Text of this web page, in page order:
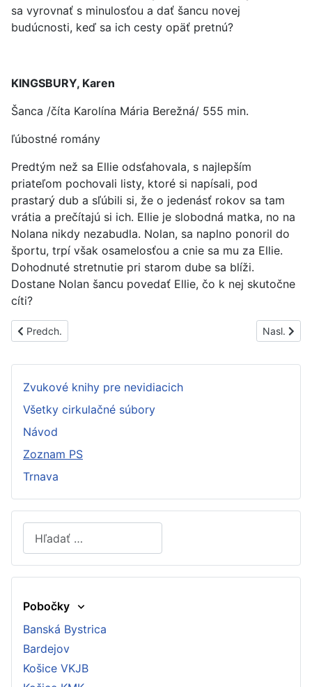
sa vyrovnať s minulosťou a dať šancu novej
budúcnosti, keď sa ich cesty opäť pretnú?
KINGSBURY, Karen
Šanca /číta Karolína Mária Berežná/ 555 min.
ľúbostné romány
Predtým než sa Ellie odsťahovala, s najlepším
priateľom pochovali listy, ktoré si napísali, pod
prastarý dub a sľúbili si, že o jedenásť rokov sa tam
vrátia a prečítajú si ich. Ellie je slobodná matka, no na
Nolana nikdy nezabudla. Nolan, sa naplno ponoril do
športu, trpí však osamelosťou a cnie sa mu za Ellie.
Dohodnuté stretnutie pri starom dube sa blíži.
Dostane Nolan šancu povedať Ellie, čo k nej skutočne
cíti?
Predchádzajúci článok: PS1792A
Predch. Nasl.
Zvukové knihy pre nevidiacich
Všetky cirkulačné súbory
Návod
Zoznam PS
Trnava
Hľadať
Type 2 or more characters for results.
Pobočky
Banská Bystrica
Bardejov
Košice VKJB